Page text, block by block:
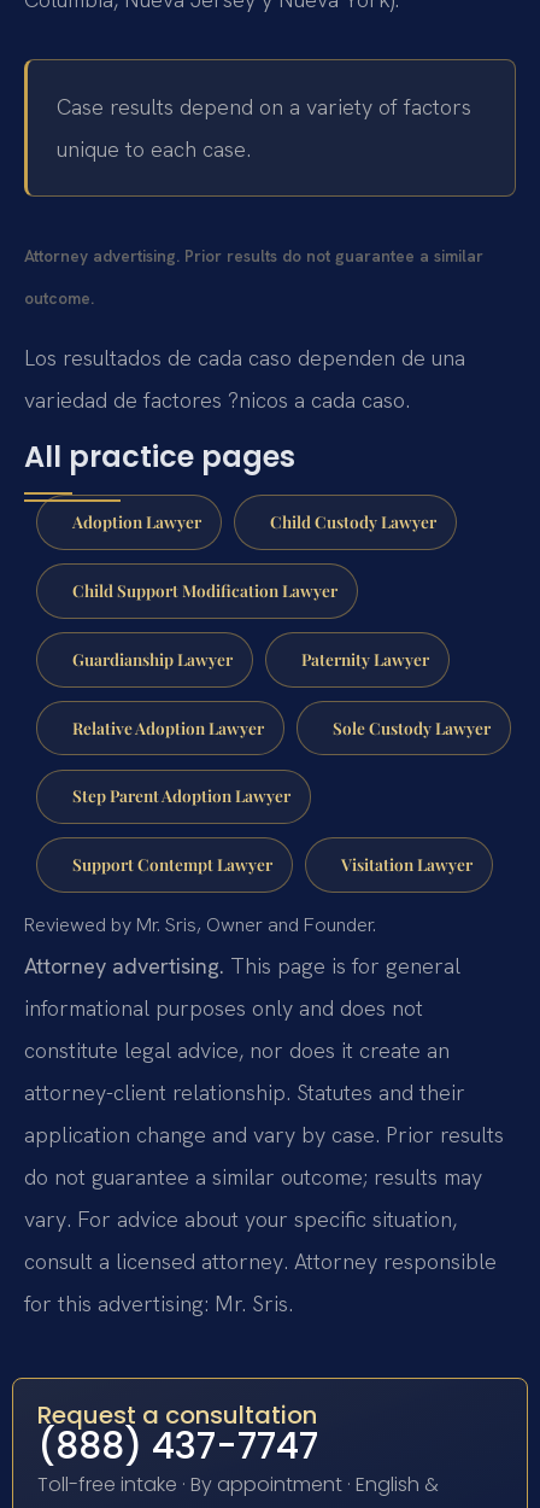
Case results depend on a variety of factors
unique to each case.
Attorney advertising. Prior results do not guarantee a similar
outcome.
Los resultados de cada caso dependen de una
variedad de factores ?nicos a cada caso.
All practice pages
Adoption Lawyer Child Custody Lawyer
Child Support Modification Lawyer
Guardianship Lawyer Paternity Lawyer
Relative Adoption Lawyer Sole Custody Lawyer
Step Parent Adoption Lawyer
Support Contempt Lawyer Visitation Lawyer
Reviewed by Mr. Sris, Owner and Founder.
Attorney advertising. This page is for general
informational purposes only and does not
constitute legal advice, nor does it create an
attorney-client relationship. Statutes and their
application change and vary by case. Prior results
do not guarantee a similar outcome; results may
vary. For advice about your specific situation,
consult a licensed attorney. Attorney responsible
for this advertising: Mr. Sris.
Request a consultation
(888) 437-7747
Toll-free intake · By appointment · English &